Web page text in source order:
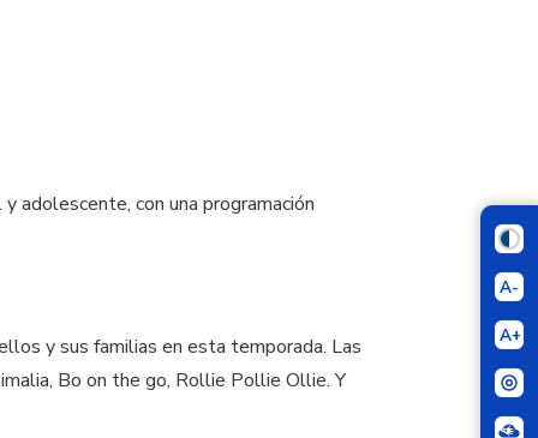
A-
A+
adolescente, con una programación
y sus familias en esta temporada. Las
Bo on the go, Rollie Pollie Ollie. Y